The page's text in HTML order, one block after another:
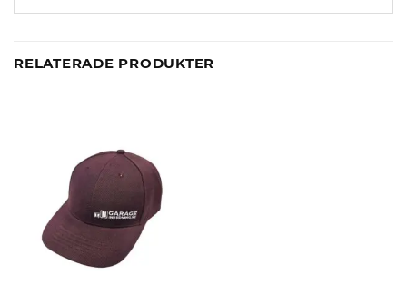
RELATERADE PRODUKTER